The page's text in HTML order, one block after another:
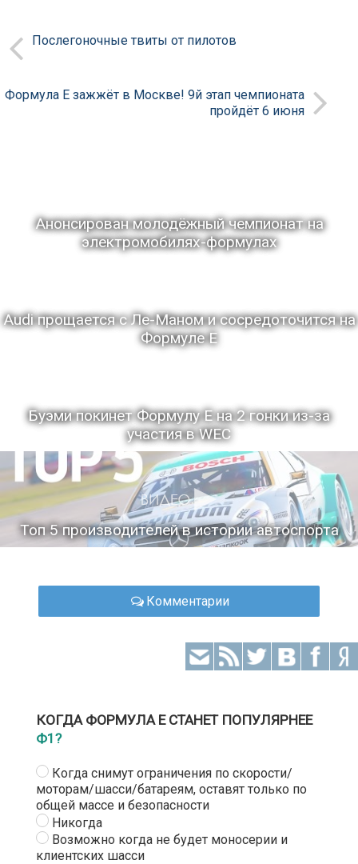
Послегоночные твиты от пилотов
Формула Е зажжёт в Москве! 9й этап чемпионата
пройдёт 6 июня
Анонсирован молодёжный чемпионат на
электромобилях-формулах
Audi прощается с Ле-Маном и сосредоточится на
Формуле Е
Буэми покинет Формулу Е на 2 гонки из-за
участия в WEC
Топ 5 производителей в истории автоспорта
Комментарии
КОГДА ФОРМУЛА Е СТАНЕТ ПОПУЛЯРНЕЕ
Ф1?
Когда снимут ограничения по скорости/
моторам/шасси/батареям, оставят только по
общей массе и безопасности
Никогда
Возможно когда не будет моносерии и
клиентских шасси